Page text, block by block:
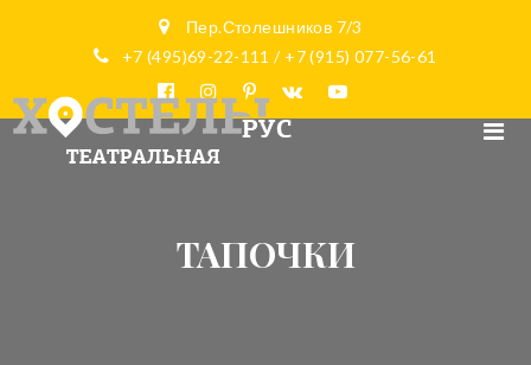
Пер.Столешников 7/3
+7 (495)69-22-111 / +7 (915) 077-56-61
ТАПОЧКИ